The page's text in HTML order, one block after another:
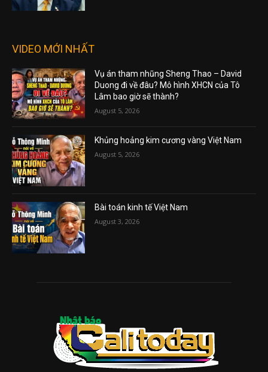
VIDEO MỚI NHẤT
Vụ án tham nhũng Sheng Thao – David
Duong đi về đâu? Mô hình XHCN của Tô
Lâm bao giờ sẽ thành?
August 5, 2026
Khủng hoảng kim cương vàng Việt Nam
August 5, 2026
Bài toán kinh tế Việt Nam
August 3, 2026